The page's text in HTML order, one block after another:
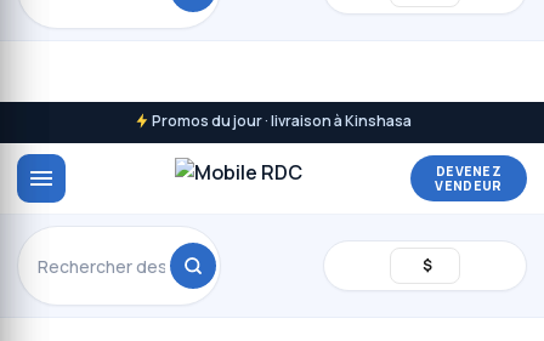
Promos du jour · livraison à Kinshasa
DEVENEZ
VENDEUR
$